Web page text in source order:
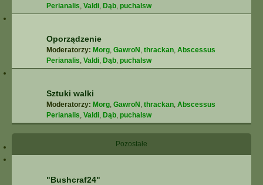
Perianalis, Valdi, Dąb, puchalsw
Oporządzenie
Moderatorzy: Morg, GawroN , thrackan, Abscessus
Perianalis, Valdi, Dąb, puchalsw
Sztuki walki
Moderatorzy: Morg, GawroN , thrackan, Abscessus
Perianalis, Valdi, Dąb, puchalsw
Pozostałe
"Bushcraf24"